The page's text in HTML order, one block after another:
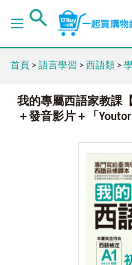
首頁 > 語言學習 > 西語類 >
我的專屬西語家教課
＋發音影片＋「